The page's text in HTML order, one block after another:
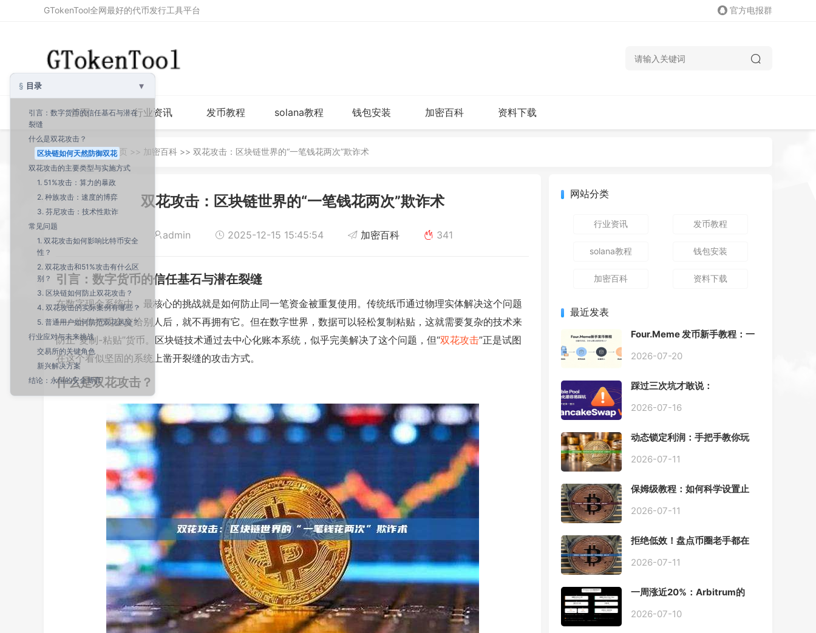
GTokenTool全网最好的代币发行工具平台 官方电报群
首页 行业资讯 发币教程 solana教程 钱包安装 加密百科 资料下载
当前位置：首页 >> 加密百科 >> 双花攻击：区块链世界的“一笔钱花两次”欺诈术
双花攻击：区块链世界的“一笔钱花两次”欺诈术
admin 2025-12-15 15:45:54 加密百科 341
引言：数字货币的信任基石与潜在裂缝
在数字现金系统中，最核心的挑战就是如何防止同一笔资金被重复使用。传统纸币通过物理实体解决这个问题
——当你把现金交给别人后，就不再拥有它。但在数字世界，数据可以轻松复制粘贴，这就需要复杂的技术来
防止“复制-粘贴”货币。区块链技术通过去中心化账本系统，似乎完美解决了这个问题，但“双花攻击”正是试图
在这个看似坚固的系统上凿开裂缝的攻击方式。
什么是双花攻击？
网站分类
行业资讯 发币教程
solana教程 钱包安装
加密百科 资料下载
最近发表
Four.Meme 发币新手教程：一
动踩坑
2026-07-20
踩过三次坑才敢说：
Pool 最容易翻车的不是手续
2026-07-16
动态锁定利润：手把手教你玩
2026-07-11
保姆级教程：如何科学设置止
2026-07-11
拒绝低效！盘点币圈老手都在
具
2026-07-11
一周涨近20%：Arbitrum的
Chain一夜盘活
2026-07-10
目录 ▾
引言：数字货币的信任基石与潜在
裂缝
什么是双花攻击？
区块链如何天然防御双花
双花攻击的主要类型与实施方式
1. 51%攻击：算力的暴政
2. 种族攻击：速度的博弈
3. 芬尼攻击：技术性欺诈
常见问题
1. 双花攻击如何影响比特币安全
性？
2. 双花攻击和51%攻击有什么区
别？
3. 区块链如何防止双花攻击？
4. 双花攻击的实际案例有哪些？
5. 普通用户如何防范双花风险？
行业应对与未来挑战
交易所的关键角色
新兴解决方案
结论：永恒的安全博弈